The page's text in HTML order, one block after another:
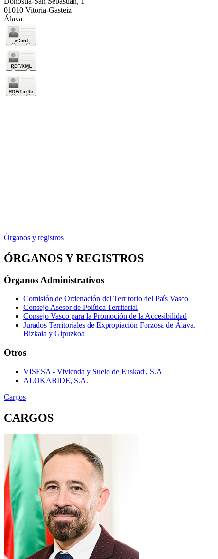
01010 Vitoria-Gasteiz
Álava
Órganos y registros
ÓRGANOS Y REGISTROS
Órganos Administrativos
Comisión de Ordenación del Territorio del País Vasco
Consejo Asesor de Política Territorial
Consejo Vasco para la Promoción de la Accesibilidad
Jurados Territoriales de Expropiación Forzosa de Álava,
Bizkaia y Gipuzkoa
Otros
VISESA - Vivienda y Suelo de Euskadi, S.A.
ALOKABIDE, S.A.
Cargos
CARGOS